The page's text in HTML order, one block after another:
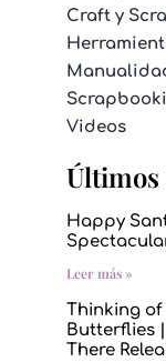
Craft y
Videos
Últimos
Happy
Leer más »
Thinking of
Butterflies
There